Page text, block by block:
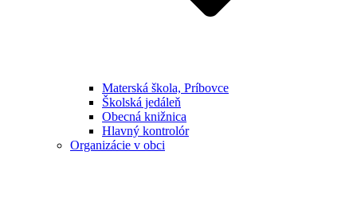
Materská škola, Príbovce
Školská jedáleň
Obecná knižnica
Hlavný kontrolór
Organizácie v obci